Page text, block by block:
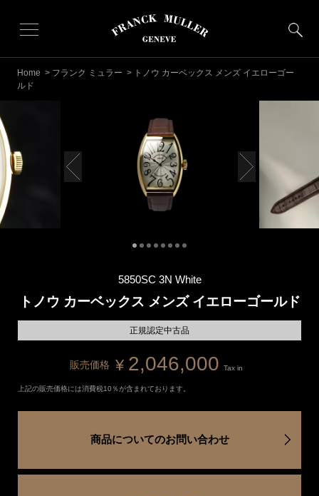
Home > フランク ミュラー > トノウ カーベックス メンズ イエローゴー
ルド
5850SC 3N White
トノウ カーベックス メンズ イエローゴールド
正規認定中古品
販売価格 ¥ 2,046,000 Tax in
上記の販売価格には消費税10％が含まれております。
商品についてのお問い合わせ